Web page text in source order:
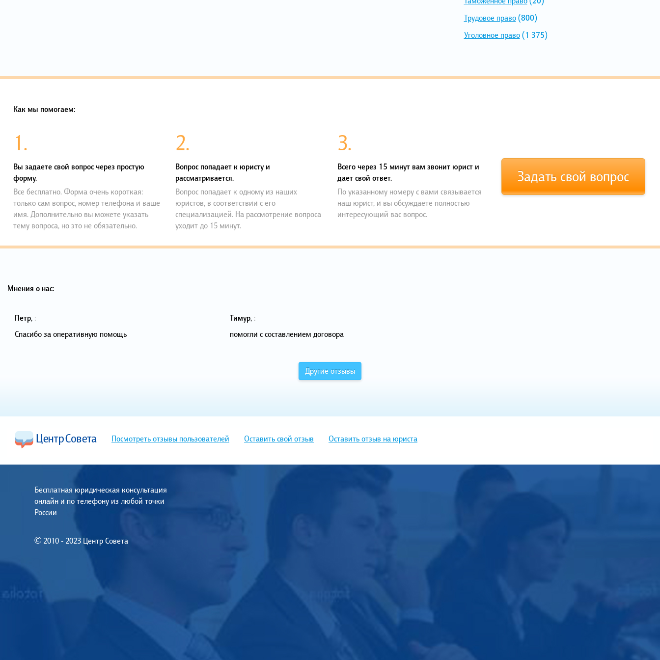
Трудовое право(800)
Уголовное право(1 375)
Как мы помогаем:
1.
Вы задаете свой вопрос через простую
форму.
Все бесплатно. Форма очень короткая:
только сам вопрос, номер телефона и ваше
имя. Дополнительно вы можете указать
тему вопроса, но это не обязательно.
2.
Вопрос попадает к юристу и
рассматривается.
Вопрос попадает к одному из наших
юристов, в соответствии с его
специализацией. На рассмотрение вопроса
уходит до 15 минут.
3.
Всего через 15 минут вам звонит юрист и
дает свой ответ.
По указанному номеру с вами связывается
наш юрист, и вы обсуждаете полностью
интересующий вас вопрос.
Задать свой вопрос
Мнения о нас:
Петр, :
Спасибо за оперативную помощь
Тимур, :
помогли с составлением договора
Другие отзывы
Посмотреть отзывы пользователей Оставить свой отзыв Оставить отзыв на юриста
Бесплатная юридическая консультация
онлайн и по телефону из любой точки
России
© 2010 - 2023 Центр Совета